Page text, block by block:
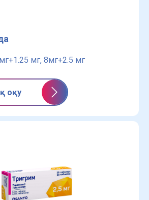
мг, 8мг+2.5 мг
оқу